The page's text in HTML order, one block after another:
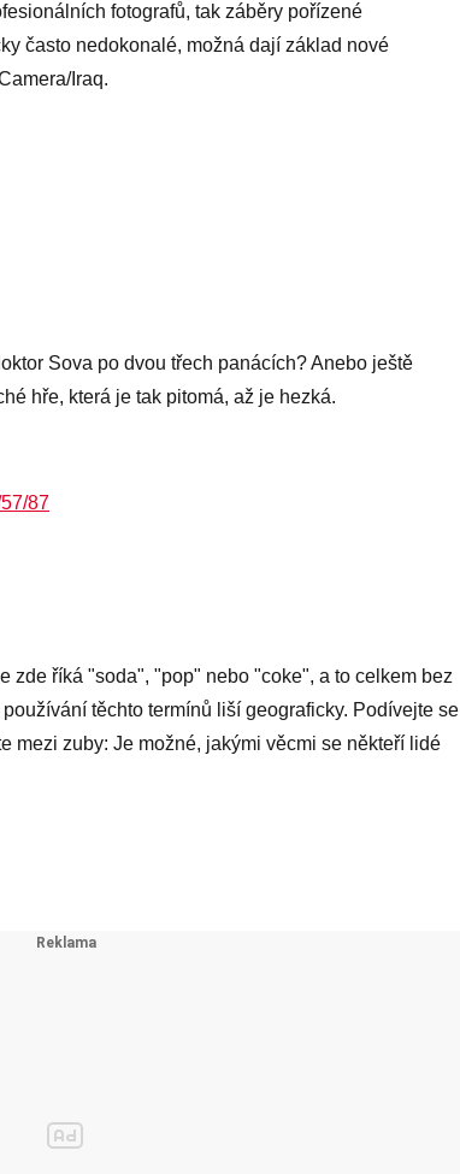
fotografů, tak záběry pořízené
často nedokonalé, možná dají základ nové
Iraq.
Sova po dvou třech panácích? Anebo ještě
hře, která je tak pitomá, až je hezká.
87
zde říká "soda", "pop" nebo "coke", a to celkem bez
těchto termínů liší geograficky. Podívejte se
mezi zuby: Je možné, jakými věcmi se někteří lidé